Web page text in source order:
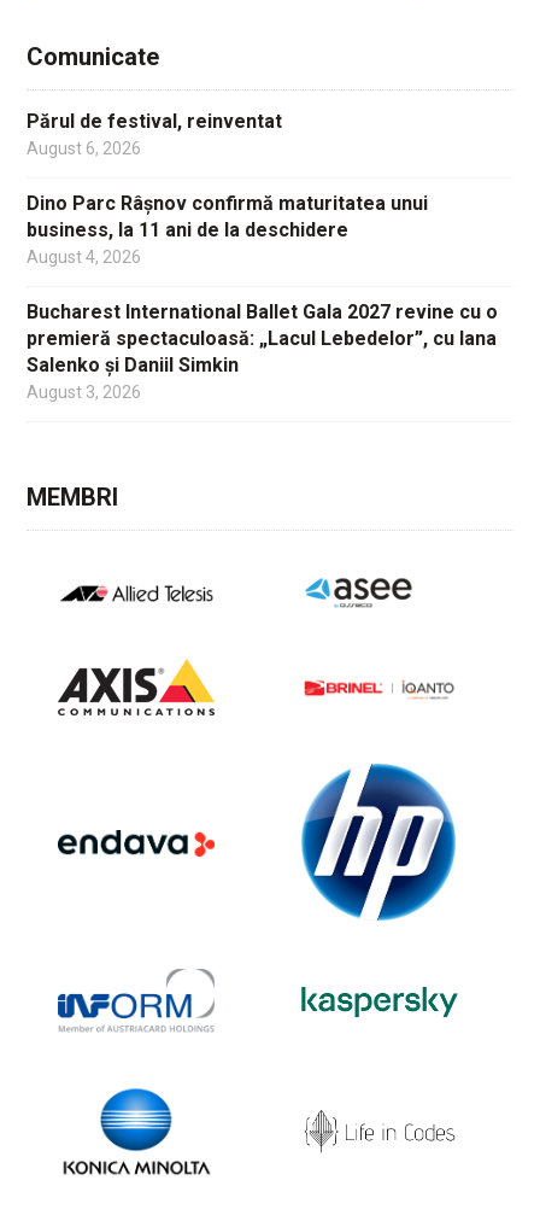
Comunicate
Părul de festival, reinventat
August 6, 2026
Dino Parc Râșnov confirmă maturitatea unui
business, la 11 ani de la deschidere
August 4, 2026
Bucharest International Ballet Gala 2027 revine cu o
premieră spectaculoasă: „Lacul Lebedelor”, cu Iana
Salenko și Daniil Simkin
August 3, 2026
MEMBRI